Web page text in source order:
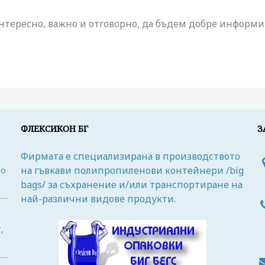
важно и отговорно, да бъдем добре
ФЛЕКСИКОН БГ
Фирмата е специализирана в производството
на гъвкави полипропиленови контейнери /big
bags/ за съхранение и/или транспортиране на
най-различни видове продукти.